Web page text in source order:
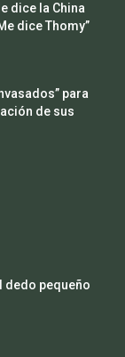
dice la China
dice Thomy”
para
de sus
dedo pequeño